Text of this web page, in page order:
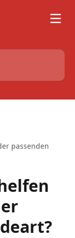
passenden